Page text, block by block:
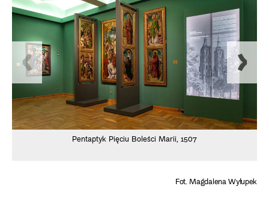
Pentaptyk Pięciu Boleści Marii, 1507
Fot. Magdalena Wyłupek